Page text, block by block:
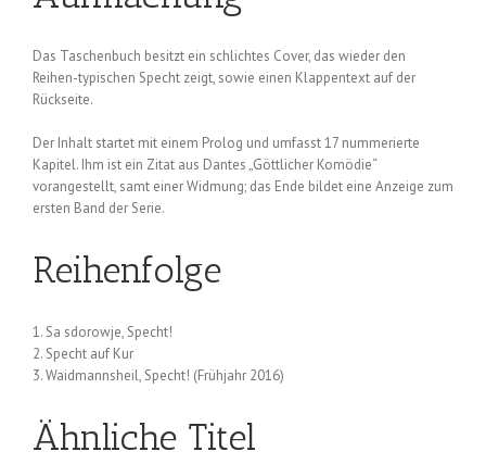
Das Taschenbuch besitzt ein schlichtes Cover, das wieder den
Reihen-typischen Specht zeigt, sowie einen Klappentext auf der
Rückseite.
Der Inhalt startet mit einem Prolog und umfasst 17 nummerierte
Kapitel. Ihm ist ein Zitat aus Dantes „Göttlicher Komödie“
vorangestellt, samt einer Widmung; das Ende bildet eine Anzeige zum
ersten Band der Serie.
Reihenfolge
1. Sa sdorowje, Specht!
2. Specht auf Kur
3. Waidmannsheil, Specht! (Frühjahr 2016)
Ähnliche Titel